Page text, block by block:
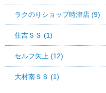
ラクのりショップ時津店 (9)
住吉ＳＳ (1)
セルフ矢上 (12)
大村南ＳＳ (1)